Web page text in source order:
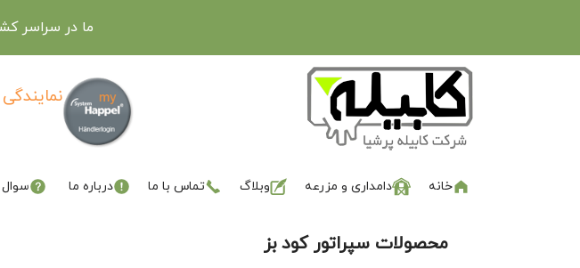
ما در سراسر
خانه دامداری و مزرعه وبلاگ تماس با ما درباره ما
محصولات سپراتور کود بز